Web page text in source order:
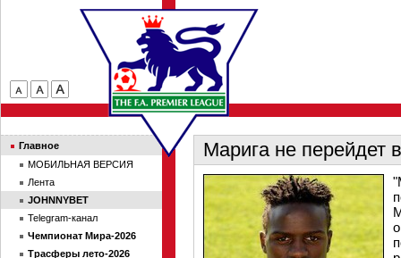
Марига не перейдет
Главное
МОБИЛЬНАЯ ВЕРСИЯ
Лента
JOHNNYBET
Telegram-канал
Чемпионат Мира-2026
Трасферы лето-2026